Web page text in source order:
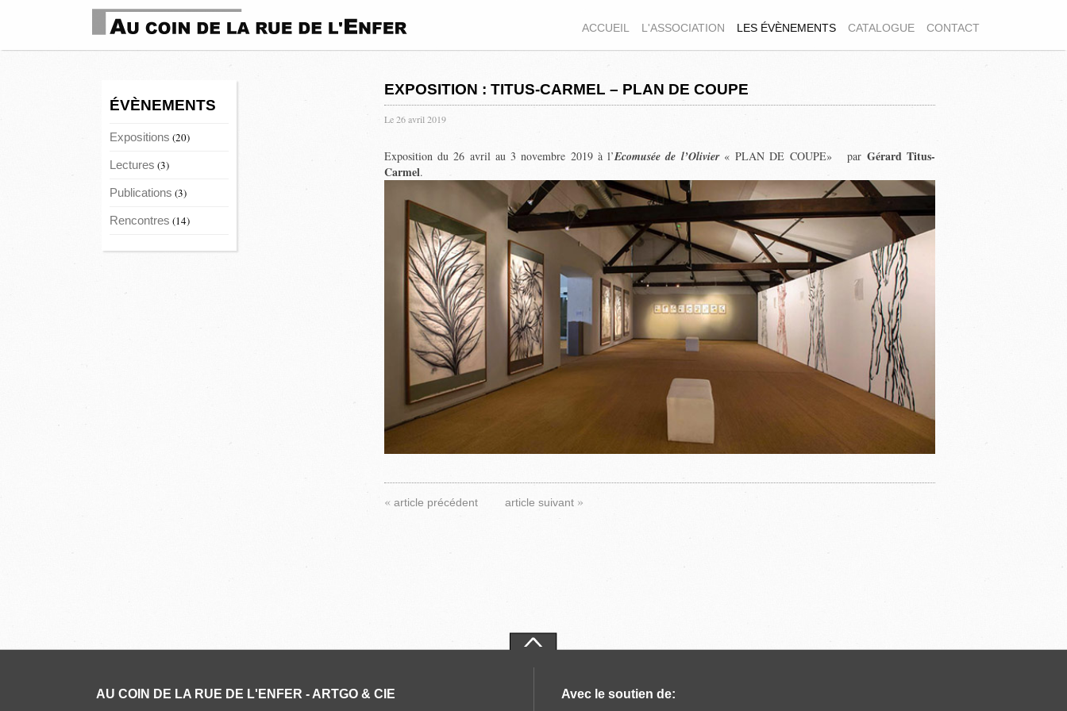
ACCUEIL L'ASSOCIATION LES ÉVÈNEMENTS CATALOGUE CONTACT
ÉVÈNEMENTS
Expositions (20)
Lectures (3)
Publications (3)
Rencontres (14)
EXPOSITION : TITUS-CARMEL – PLAN DE COUPE
Le 26 avril 2019
Exposition du 26 avril au 3 novembre 2019 à l’Ecomusée de l’Olivier « PLAN DE COUPE» par Gérard Titus-
Carmel.
« article précédent article suivant »
AU COIN DE LA RUE DE L'ENFER - ARTGO & CIE Avec le soutien de: